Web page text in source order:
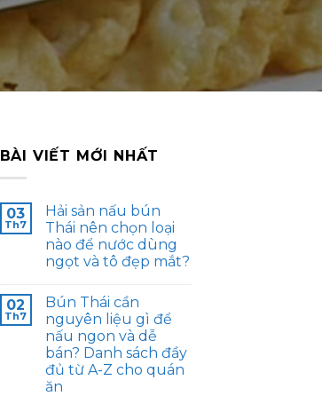
BÀI VIẾT MỚI NHẤT
03
Th7
Hải sản nấu bún
Thái nên chọn loại
nào để nước dùng
ngọt và tô đẹp mắt?
02
Th7
Bún Thái cần
nguyên liệu gì để
nấu ngon và dễ
bán? Danh sách đầy
đủ từ A-Z cho quán
ăn